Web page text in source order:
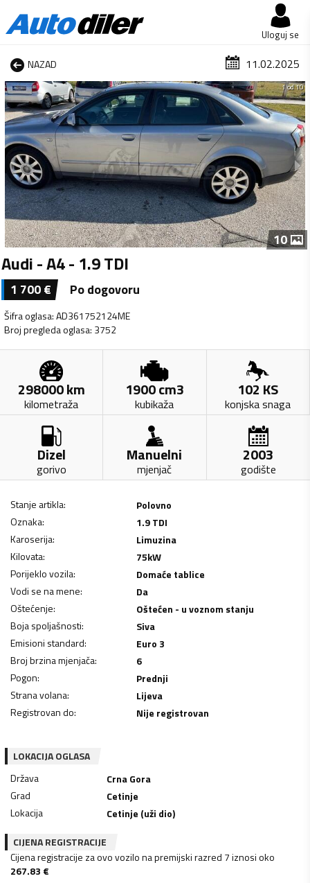
Uloguj se
NAZAD 11.02.2025
1 od 10
10
Audi - A4 - 1.9 TDI
1 700€ Po dogovoru
Šifra oglasa:AD361752124ME
Broj pregleda oglasa: 3752
298000km
kilometraža
1900cm3
kubikaža
102 KS
konjska snaga
Dizel
gorivo
Manuelni
mjenjač
2003
godište
Stanje artikla:
Polovno
Oznaka:
1.9 TDI
Karoserija:
Limuzina
Kilovata: 75kW
Porijeklo vozila:
Domaće tablice
Vodi se na mene:
Da
Oštećenje:
Oštećen - u voznom stanju
Boja spoljašnosti:
Siva
Emisioni standard:
Euro 3
Broj brzina mjenjača:
6
Pogon:
Prednji
Strana volana:
Lijeva
Registrovan do: Nije registrovan
LOKACIJA OGLASA
Država
Crna Gora
Grad
Cetinje
Lokacija
Cetinje (uži dio)
CIJENA REGISTRACIJE
Cijena registracije za ovo vozilo na premijski razred 7 iznosi oko
267.83 €